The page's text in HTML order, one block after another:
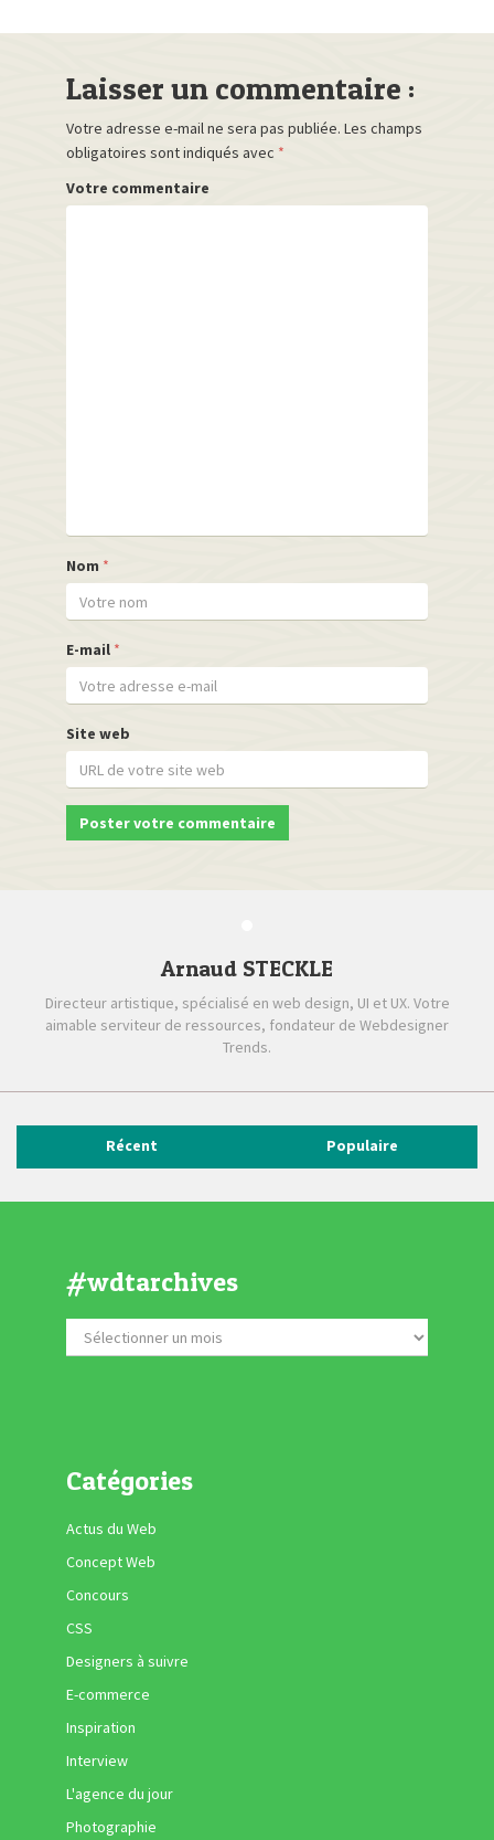
Laisser un commentaire :
Votre adresse e-mail ne sera pas publiée. Les champs
obligatoires sont indiqués avec *
Votre commentaire
Nom *
E-mail *
Site web
Arnaud STECKLE
Directeur artistique, spécialisé en web design, UI et UX. Votre
aimable serviteur de ressources, fondateur de Webdesigner
Trends.
Récent Populaire
#wdtarchives
Catégories
Actus du Web
Concept Web
Concours
CSS
Designers à suivre
E-commerce
Inspiration
Interview
L'agence du jour
Photographie